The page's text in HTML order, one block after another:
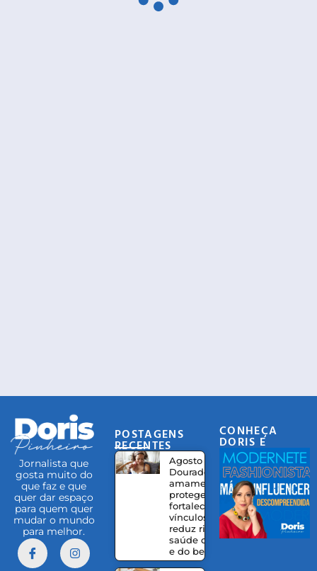
Jornalista que
gosta muito do
que faz e que
quer dar espaço
para quem quer
mudar o mundo
para melhor.
POSTAGENS
RECENTES
Agosto
Dourado:
amamentação
protege,
fortalece
vínculos e
reduz riscos à
saúde da mãe
e do bebê
CONHEÇA
DORIS E
EQUIPE